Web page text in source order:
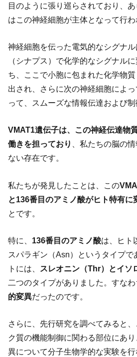
目のように張り巡らされており、
はこの神経細胞が主体となって行わ
神経細胞を伝った電気的なシグナ
（シナプス）で化学的なシグナル
ち、ここで小胞に包まれた化学物
出され、さらに次の神経細胞によ
って、スムーズな情報伝達および制
VMAT1遺伝子は、この神経伝達物
働きを担っており
、私たちの脳の
ない存在です。
私たちが発見したことは、この
と136番目のアミノ酸がヒト特有に
とです。
特に、 136番目のアミノ酸は、ヒト
スパラギン（Asn）というタイプで
トには、
スレオニン（Thr）とイソ
二つのタイプがありました。すなわ
的変異だったのです。
さらに、先行研究を調べてみると
ク質の機能制御に関わる部位にあ
異について分子生物学的な実験を行